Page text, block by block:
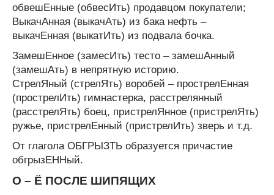
обвешЕнные (обвесИть) продавцом покупатели;
ВыкачАнная (выкачАть) из бака нефть –
выкачЕнная (выкатИть) из подвала бочка.
ЗамешЕнное (замесИть) тесто – замешАнный
(замешАть) в непрятную историю.
СтрелЯный (стрелЯть) воробей – прострелЕнная
(прострелИть) гимнастерка, расстрелянный
(расстрелЯть) боец, пристрелЯнное (пристрелЯть)
ружье, пристрелЕнный (пристрелИть) зверь и т.д.
От глагола ОБГРЫЗТЬ образуется причастие
обгрызЕННый.
О – Ё ПОСЛЕ ШИПЯЩИХ